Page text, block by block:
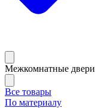
Межкомнатные двери
Все товары
По материалу